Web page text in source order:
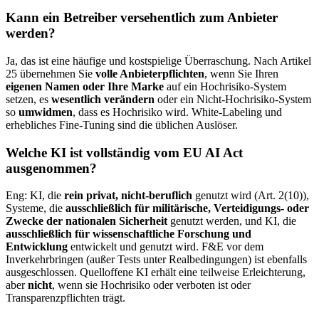
Kann ein Betreiber versehentlich zum Anbieter
werden?
Ja, das ist eine häufige und kostspielige Überraschung. Nach Artikel
25 übernehmen Sie volle Anbieterpflichten, wenn Sie Ihren
eigenen Namen oder Ihre Marke auf ein Hochrisiko-System
setzen, es wesentlich verändern oder ein Nicht-Hochrisiko-System
so umwidmen, dass es Hochrisiko wird. White-Labeling und
erhebliches Fine-Tuning sind die üblichen Auslöser.
Welche KI ist vollständig vom EU AI Act
ausgenommen?
Eng: KI, die rein privat, nicht-beruflich genutzt wird (Art. 2(10)),
Systeme, die ausschließlich für militärische, Verteidigungs- oder
Zwecke der nationalen Sicherheit genutzt werden, und KI, die
ausschließlich für wissenschaftliche Forschung und
Entwicklung entwickelt und genutzt wird. F&E vor dem
Inverkehrbringen (außer Tests unter Realbedingungen) ist ebenfalls
ausgeschlossen. Quelloffene KI erhält eine teilweise Erleichterung,
abernicht, wenn sie Hochrisiko oder verboten ist oder
Transparenzpflichten trägt.